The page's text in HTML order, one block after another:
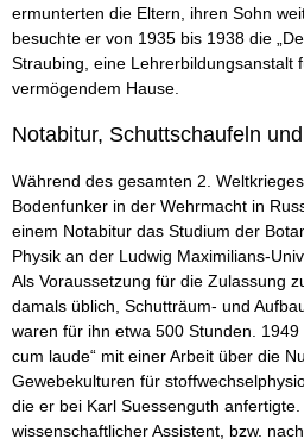
ermunterten die Eltern, ihren Sohn
besuchte er von 1935 bis 1938 die
Straubing, eine Lehrerbildungsanstalt
vermögendem Hause.
Notabitur, Schuttschaufeln
Während des gesamten 2.
Bodenfunker in der Wehrmacht in
einem Notabitur das Studium der
Physik an der Ludwig Maximilians-
Als Voraussetzung für die Zulassung
damals üblich, Schutträum- und
waren für ihn etwa 500 Stunden.
cum laude“ mit einer Arbeit über die
Gewebekulturen für
die er bei Karl Suessenguth
wissenschaftlicher Assistent, bzw.